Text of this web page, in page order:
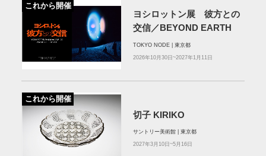
これから開催
ヨシロットン展 彼方との
交信／BEYOND EARTH
TOKYO NODE | 東京都
2026年10月30日~2027年1月11日
これから開催
切子 KIRIKO
サントリー美術館 | 東京都
2027年3月10日~5月16日